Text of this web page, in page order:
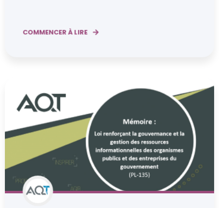
COMMENCER À LIRE